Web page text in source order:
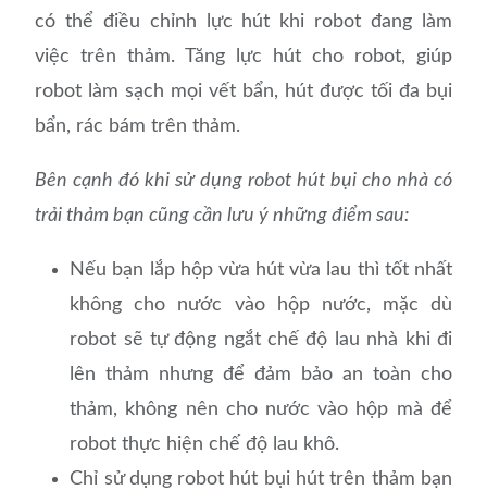
có thể điều chỉnh lực hút khi robot đang làm
việc trên thảm. Tăng lực hút cho robot, giúp
robot làm sạch mọi vết bẩn, hút được tối đa bụi
bẩn, rác bám trên thảm.
Bên cạnh đó khi sử dụng robot hút bụi cho nhà có
trải thảm bạn cũng cần lưu ý những điểm sau:
Nếu bạn lắp hộp vừa hút vừa lau thì tốt nhất
không cho nước vào hộp nước, mặc dù
robot sẽ tự động ngắt chế độ lau nhà khi đi
lên thảm nhưng để đảm bảo an toàn cho
thảm, không nên cho nước vào hộp mà để
robot thực hiện chế độ lau khô.
Chỉ sử dụng robot hút bụi hút trên thảm bạn